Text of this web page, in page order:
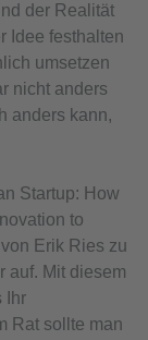
der Realität
Idee festhalten
umsetzen
nicht anders
anders kann,
Startup: How
to
Erik Ries zu
auf. Mit diesem
Ihr
Rat sollte man